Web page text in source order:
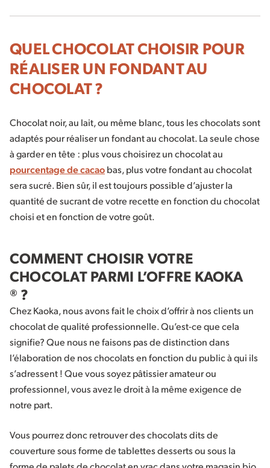
QUEL CHOCOLAT CHOISIR POUR
RÉALISER UN FONDANT AU
CHOCOLAT ?
Chocolat noir, au lait, ou même blanc, tous les chocolats sont
adaptés pour réaliser un fondant au chocolat. La seule chose
à garder en tête : plus vous choisirez un chocolat au
pourcentage de cacaobas, plus votre fondant au chocolat
sera sucré. Bien sûr, il est toujours possible d’ajuster la
quantité de sucrant de votre recette en fonction du chocolat
choisi et en fonction de votre goût.
COMMENT CHOISIR VOTRE
CHOCOLAT PARMI L’OFFRE KAOKA
® ?
Chez Kaoka, nous avons fait le choix d’offrir à nos clients un
chocolat de qualité professionnelle. Qu’est-ce que cela
signifie? Que nous ne faisons pas de distinction dans
l’élaboration de nos chocolats en fonction du public à qui ils
s’adressent ! Que vous soyez pâtissier amateur ou
professionnel, vous avez le droit à la même exigence de
notre part.
Vous pourrez donc retrouver des chocolats dits de
couverture sous forme de tablettes desserts ou sous la